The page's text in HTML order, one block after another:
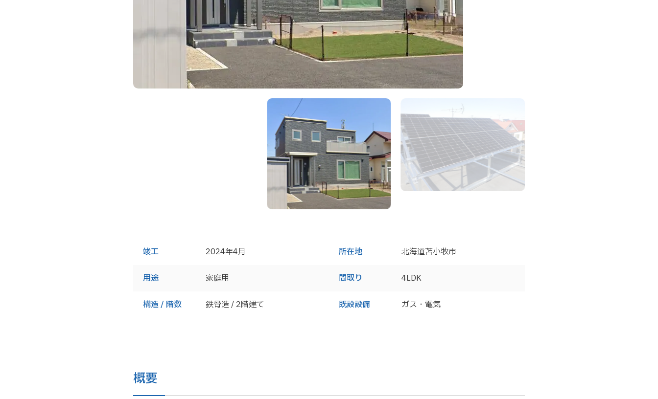
竣工 2024年4月 所在地 北海道苫小牧市
用途 家庭用 間取り 4LDK
構造 / 階数 鉄骨造 / 2階建て 既設設備 ガス・電気
概要